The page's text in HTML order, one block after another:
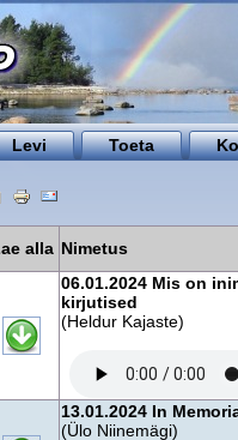
Levi Toeta
alla Nimetus
06.01.2024 Mis on
kirjutised
(Heldur Kajaste)
13.01.2024 In
(Ülo Niinemägi)